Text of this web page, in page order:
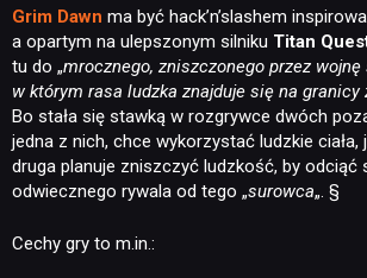
Grim Dawn ma być hack’n’slashem
a opartym na ulepszonym silniku Titan
tu do „mrocznego, zniszczonego przez
w którym rasa ludzka znajduje się na granicy
Bo stała się stawką w rozgrywce dwóch
jedna z nich, chce wykorzystać ludzkie ciała,
druga planuje zniszczyć ludzkość, by odciąć
odwiecznego rywala od tego „surowca„. §
Cechy gry to m.in.: